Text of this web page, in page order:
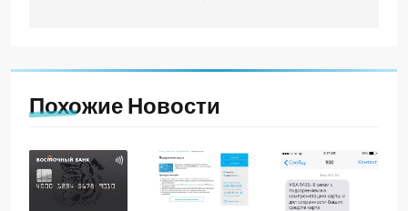
Похожие Новости